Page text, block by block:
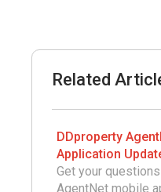
Related
DDproperty
Application
Get your
AgentNet mobile